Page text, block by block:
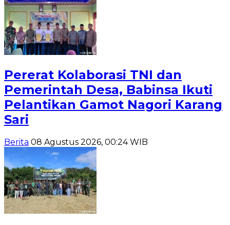
Pererat Kolaborasi TNI dan
Pemerintah Desa, Babinsa Ikuti
Pelantikan Gamot Nagori Karang
Sari
Berita 08 Agustus 2026, 00:24 WIB